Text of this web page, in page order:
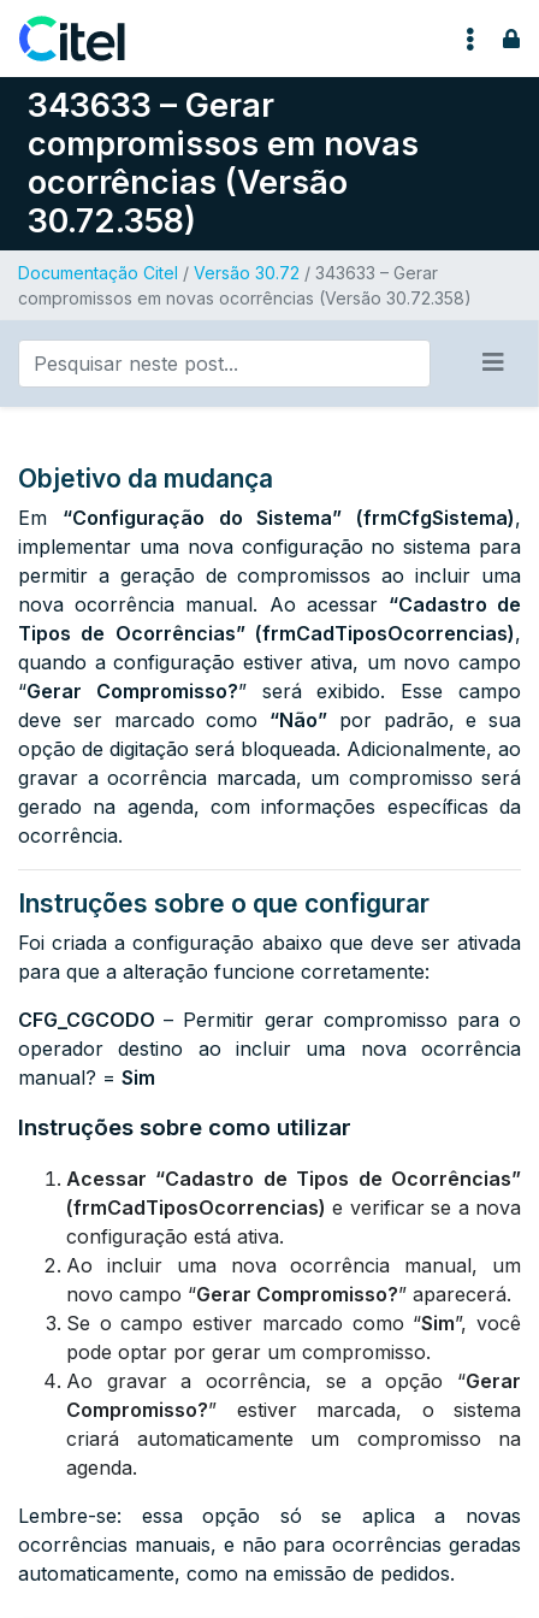
Pular para o conteúdo
343633 – Gerar
compromissos em novas
ocorrências (Versão
30.72.358)
Documentação Citel / Versão 30.72 / 343633 – Gerar
compromissos em novas ocorrências (Versão 30.72.358)
Objetivo da mudança
Em “Configuração do Sistema” (frmCfgSistema),
implementar uma nova configuração no sistema para
permitir a geração de compromissos ao incluir uma
nova ocorrência manual. Ao acessar “Cadastro de
Tipos de Ocorrências” (frmCadTiposOcorrencias),
quando a configuração estiver ativa, um novo campo
“Gerar Compromisso?” será exibido. Esse campo
deve ser marcado como “Não” por padrão, e sua
opção de digitação será bloqueada. Adicionalmente, ao
gravar a ocorrência marcada, um compromisso será
gerado na agenda, com informações específicas da
ocorrência.
Instruções sobre o que configurar
Foi criada a configuração abaixo que deve ser ativada
para que a alteração funcione corretamente:
CFG_CGCODO– Permitir gerar compromisso para o
operador destino ao incluir uma nova ocorrência
manual? = Sim
Instruções sobre como utilizar
Acessar “Cadastro de Tipos de Ocorrências”
(frmCadTiposOcorrencias) e verificar se a nova
configuração está ativa.
Ao incluir uma nova ocorrência manual, um
novo campo “Gerar Compromisso?” aparecerá.
Se o campo estiver marcado como “Sim”, você
pode optar por gerar um compromisso.
Ao gravar a ocorrência, se a opção “Gerar
Compromisso?” estiver marcada, o sistema
criará automaticamente um compromisso na
agenda.
Lembre-se: essa opção só se aplica a novas
ocorrências manuais, e não para ocorrências geradas
automaticamente, como na emissão de pedidos.